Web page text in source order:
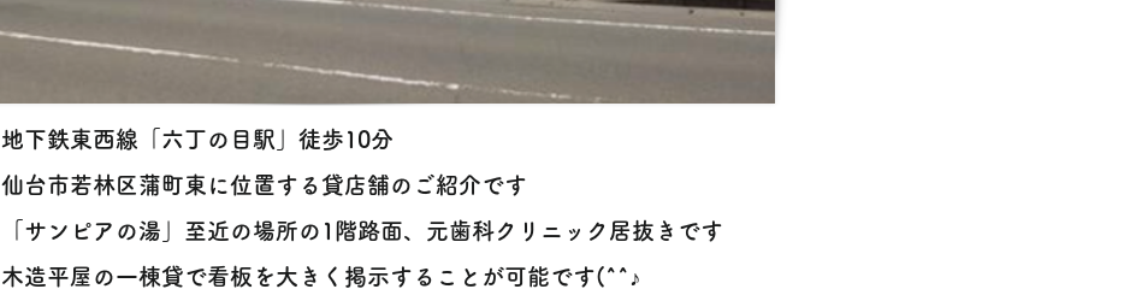
地下鉄東西線「六丁の目駅」徒歩10分
仙台市若林区蒲町東に位置する貸店舗のご紹介です
「サンピアの湯」至近の場所の1階路面、元歯科クリニック居抜きです
木造平屋の一棟貸で看板を大きく掲示することが可能です(^^♪